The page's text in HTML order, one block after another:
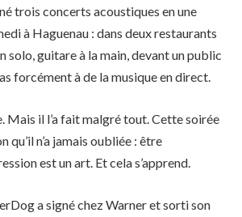
trois concerts acoustiques en une
à Haguenau : dans deux restaurants
solo, guitare à la main, devant un public
forcément à de la musique en direct.
Mais il l’a fait malgré tout. Cette soirée
qu’il n’a jamais oubliée : être
est un art. Et cela s’apprend.
a signé chez Warner et sorti son